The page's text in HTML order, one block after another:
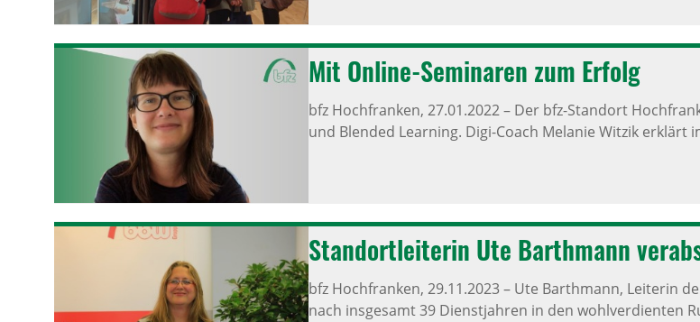
Mit Online-Semi­naren zum Erfolg
bfz Hochfranken, 27.01.2022–Der bfz-Standort
und Blended Learning. Digi-Coach Melanie Witzik erklärt
Stand­ort­lei­terin Ute Barth­mann
bfz Hochfranken, 29.11.2023–Ute Barthmann, Leiterin
nach insgesamt 39 Dienstjahren in den wohlverdienten